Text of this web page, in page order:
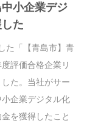
小企業デジ
た
た「【青島市】青
評価合格企業リ
た。当社がサー
企業デジタル化
を獲得したこと